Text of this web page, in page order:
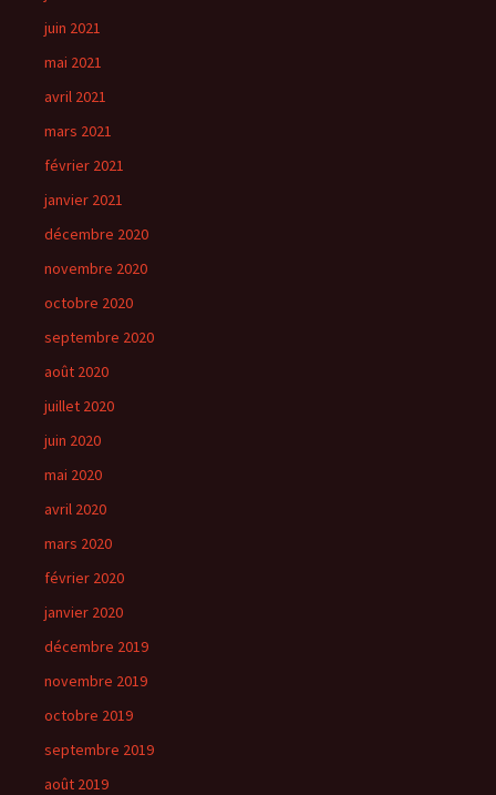
juin 2021
mai 2021
avril 2021
mars 2021
février 2021
janvier 2021
décembre 2020
novembre 2020
octobre 2020
septembre 2020
août 2020
juillet 2020
juin 2020
mai 2020
avril 2020
mars 2020
février 2020
janvier 2020
décembre 2019
novembre 2019
octobre 2019
septembre 2019
août 2019